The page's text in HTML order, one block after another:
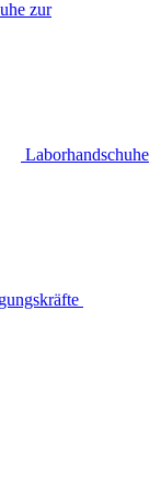
zur
Laborhandschuhe